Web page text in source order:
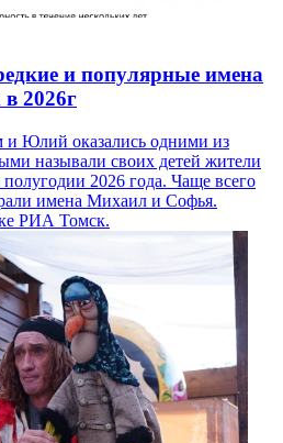
и популярные имена
2026г
Юлий оказались одними из
называли своих детей жители
2026 года. Чаще всего
имена Михаил и Софья.
РИА Томск.